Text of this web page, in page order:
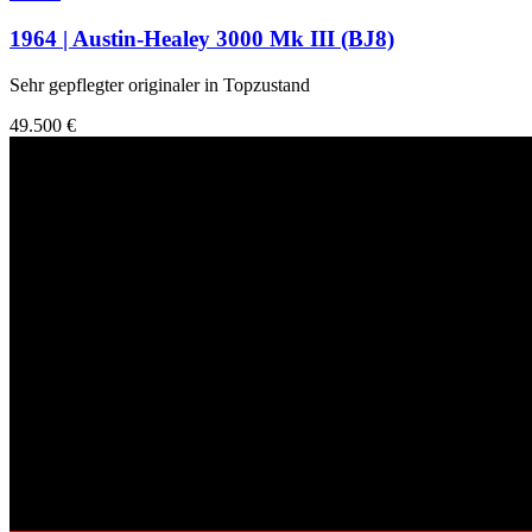
1964 | Austin-Healey 3000 Mk III (BJ8)
Sehr gepflegter originaler in Topzustand
49.500 €